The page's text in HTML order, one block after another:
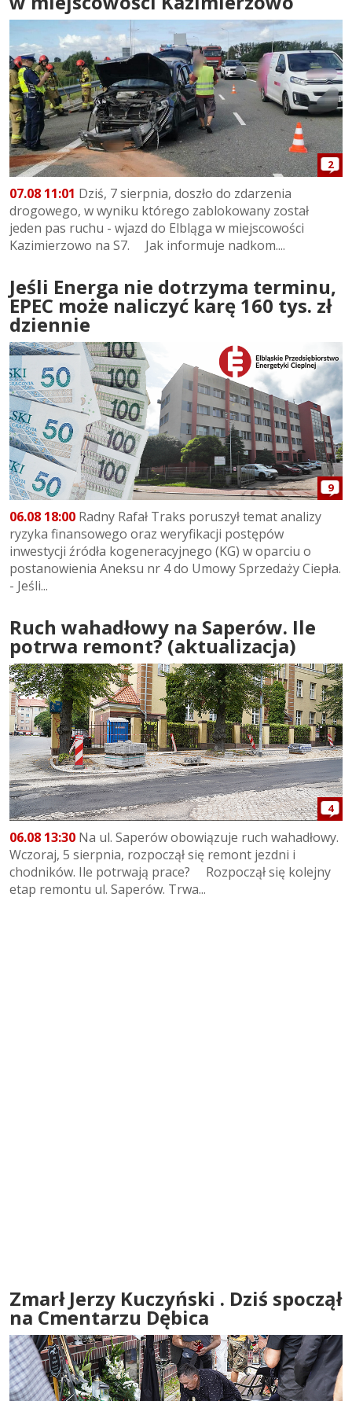
2
07.08 11:01 Dziś, 7 sierpnia, doszło do zdarzenia
drogowego, w wyniku którego zablokowany został
jeden pas ruchu - wjazd do Elbląga w miejscowości
Kazimierzowo na S7. Jak informuje nadkom....
Jeśli Energa nie dotrzyma terminu,
EPEC może naliczyć karę 160 tys. zł
dziennie
9
06.08 18:00 Radny Rafał Traks poruszył temat analizy
ryzyka finansowego oraz weryfikacji postępów
inwestycji źródła kogeneracyjnego (KG) w oparciu o
postanowienia Aneksu nr 4 do Umowy Sprzedaży Ciepła.
- Jeśli...
Ruch wahadłowy na Saperów. Ile
potrwa remont? (aktualizacja)
4
06.08 13:30 Na ul. Saperów obowiązuje ruch wahadłowy.
Wczoraj, 5 sierpnia, rozpoczął się remont jezdni i
chodników. Ile potrwają prace? Rozpoczął się kolejny
etap remontu ul. Saperów. Trwa...
Zmarł Jerzy Kuczyński . Dziś spoczął
na Cmentarzu Dębica